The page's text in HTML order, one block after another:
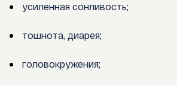
усиленная сонливость;
тошнота, диарея;
головокружения;